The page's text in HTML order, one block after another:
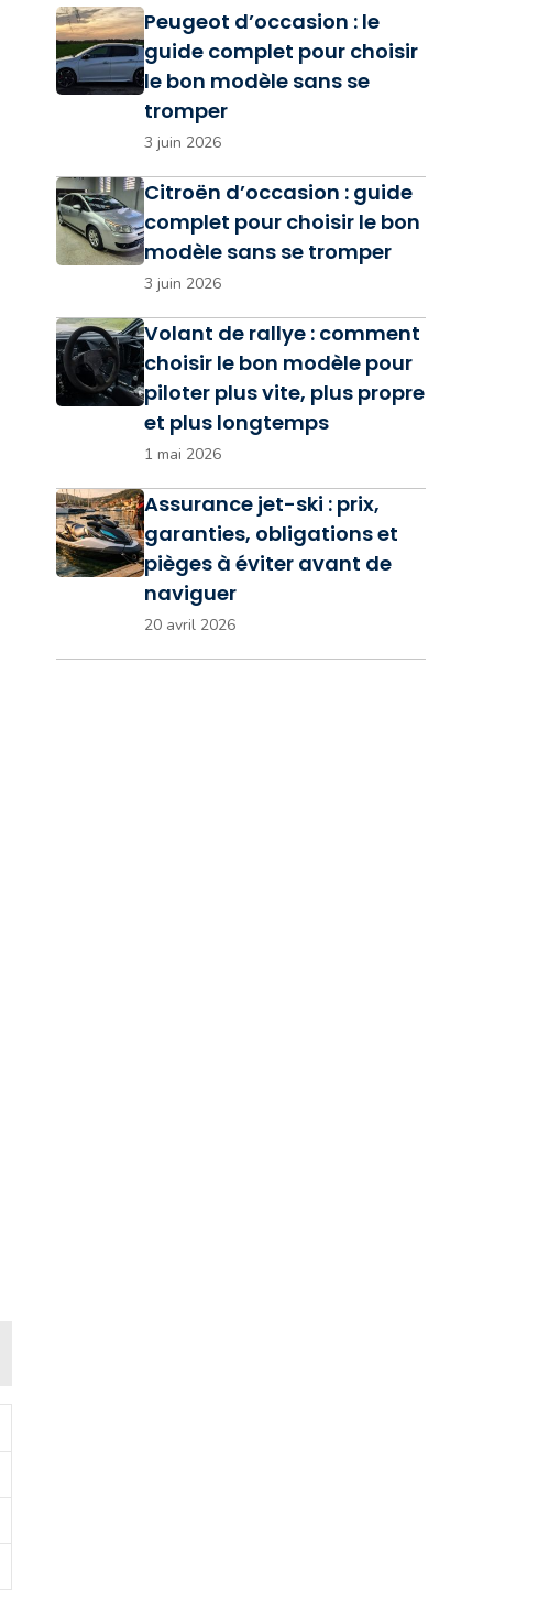
Peugeot d’occasion : le
guide complet pour choisir
le bon modèle sans se
tromper
3 juin 2026
Citroën d’occasion : guide
complet pour choisir le bon
modèle sans se tromper
3 juin 2026
Volant de rallye : comment
choisir le bon modèle pour
piloter plus vite, plus propre
et plus longtemps
1 mai 2026
Assurance jet-ski : prix,
garanties, obligations et
pièges à éviter avant de
naviguer
20 avril 2026